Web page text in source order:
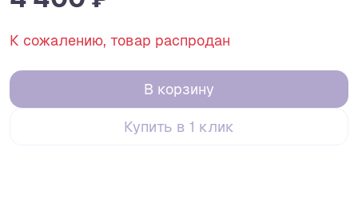
К сожалению, товар распродан
В корзину
Купить в 1 клик